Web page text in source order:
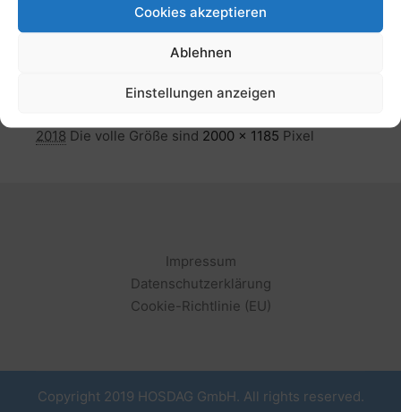
Cookies akzeptieren
Ablehnen
Einstellungen anzeigen
2018 Die volle Größe sind 2000 × 1185 Pixel
Impressum
Datenschutzerklärung
Cookie-Richtlinie (EU)
Copyright 2019 HOSDAG GmbH. All rights reserved.